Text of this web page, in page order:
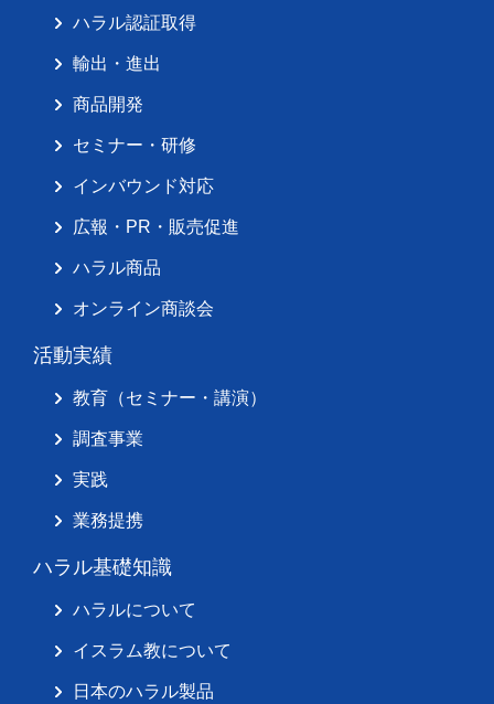
ハラル認証取得
輸出・進出
商品開発
セミナー・研修
インバウンド対応
広報・PR・販売促進
ハラル商品
オンライン商談会
活動実績
教育（セミナー・講演）
調査事業
実践
業務提携
ハラル基礎知識
ハラルについて
イスラム教について
日本のハラル製品